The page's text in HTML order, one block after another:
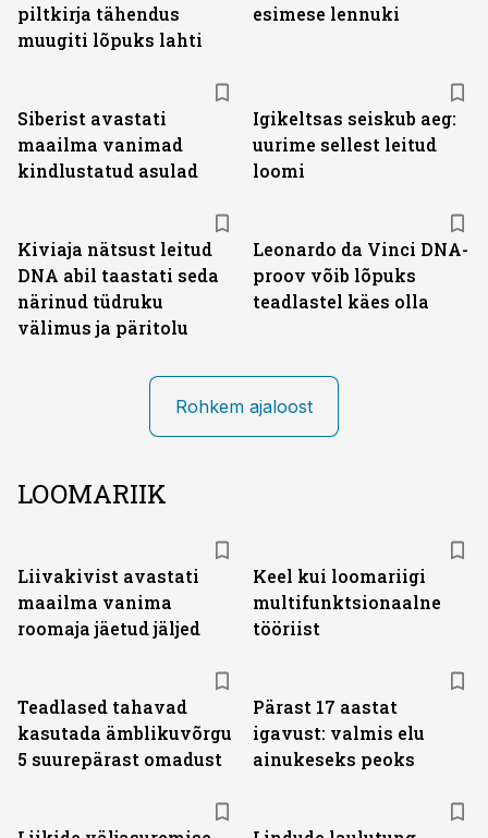
piltkirja tähendus
muugiti lõpuks lahti
esimese lennuki
Siberist avastati
maailma vanimad
kindlustatud asulad
Igikeltsas seiskub aeg:
uurime sellest leitud
loomi
Kiviaja nätsust leitud
DNA abil taastati seda
närinud tüdruku
välimus ja päritolu
Leonardo da Vinci DNA-
proov võib lõpuks
teadlastel käes olla
Rohkem ajaloost
LOOMARIIK
Liivakivist avastati
maailma vanima
roomaja jäetud jäljed
Keel kui loomariigi
multifunktsionaalne
tööriist
Teadlased tahavad
kasutada ämblikuvõrgu
5 suurepärast omadust
Pärast 17 aastat
igavust: valmis elu
ainukeseks peoks